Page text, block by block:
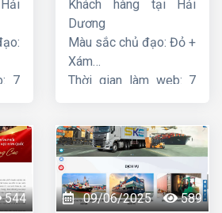
7
Khách hàng tại Hải
Dương
Màu sắc chủ đạo: Đỏ +
Xám
Thời gian làm web: 7
544 09/06/2025 589